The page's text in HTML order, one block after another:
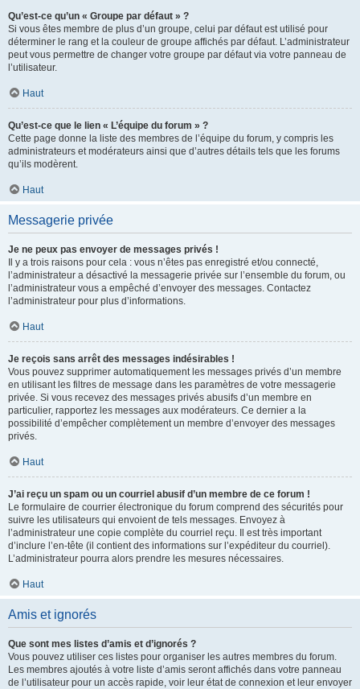
Qu’est-ce qu’un « Groupe par défaut » ?
Si vous êtes membre de plus d’un groupe, celui par défaut est utilisé pour
déterminer le rang et la couleur de groupe affichés par défaut. L’administrateur
peut vous permettre de changer votre groupe par défaut via votre panneau de
l’utilisateur.
Haut
Qu’est-ce que le lien « L’équipe du forum » ?
Cette page donne la liste des membres de l’équipe du forum, y compris les
administrateurs et modérateurs ainsi que d’autres détails tels que les forums
qu’ils modèrent.
Haut
Messagerie privée
Je ne peux pas envoyer de messages privés !
Il y a trois raisons pour cela : vous n’êtes pas enregistré et/ou connecté,
l’administrateur a désactivé la messagerie privée sur l’ensemble du forum, ou
l’administrateur vous a empêché d’envoyer des messages. Contactez
l’administrateur pour plus d’informations.
Haut
Je reçois sans arrêt des messages indésirables !
Vous pouvez supprimer automatiquement les messages privés d’un membre
en utilisant les filtres de message dans les paramètres de votre messagerie
privée. Si vous recevez des messages privés abusifs d’un membre en
particulier, rapportez les messages aux modérateurs. Ce dernier a la
possibilité d’empêcher complètement un membre d’envoyer des messages
privés.
Haut
J’ai reçu un spam ou un courriel abusif d’un membre de ce forum !
Le formulaire de courrier électronique du forum comprend des sécurités pour
suivre les utilisateurs qui envoient de tels messages. Envoyez à
l’administrateur une copie complète du courriel reçu. Il est très important
d’inclure l’en-tête (il contient des informations sur l’expéditeur du courriel).
L’administrateur pourra alors prendre les mesures nécessaires.
Haut
Amis et ignorés
Que sont mes listes d’amis et d’ignorés ?
Vous pouvez utiliser ces listes pour organiser les autres membres du forum.
Les membres ajoutés à votre liste d’amis seront affichés dans votre panneau
de l’utilisateur pour un accès rapide, voir leur état de connexion et leur envoyer